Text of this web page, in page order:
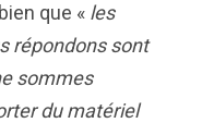
que « les
répondons sont
sommes
du matériel